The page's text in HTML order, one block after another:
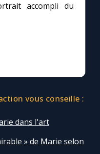
accompli du
vous conseille :
dans l'art
» de Marie selon